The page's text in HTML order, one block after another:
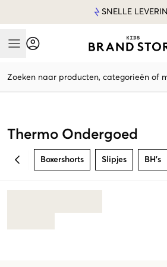
SNELLE
Mobile Menu
Zoeken naar producten, categorieën of
Thermo Ondergoed
BACK Boxershorts Slipjes BH's